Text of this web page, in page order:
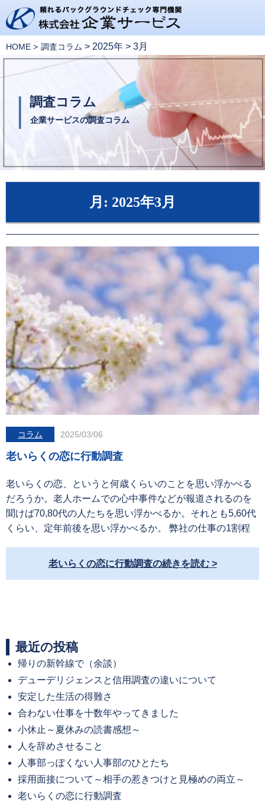
HOME 調査コラム > 2025年 > 3月
調査コラム
企業サービスの調査コラム
月: 2025年3月
コラム 2025/03/06
老いらくの恋に行動調査
老いらくの恋、というと何歳くらいのことを思い浮かべる
だろうか。老人ホームでの心中事件などが報道されるのを
聞けば70,80代の人たちを思い浮かべるか。それとも5,60代
くらい、定年前後を思い浮かべるか。 弊社の仕事の1割程
老いらくの恋に行動調査の続きを読む
最近の投稿
帰りの新幹線で（余談）
デューデリジェンスと信用調査の違いについて
安定した生活の得難さ
合わない仕事を十数年やってきました
小休止～夏休みの読書感想～
人を辞めさせること
人事部っぽくない人事部のひとたち
採用面接について～相手の惹きつけと見極めの両立～
老いらくの恋に行動調査